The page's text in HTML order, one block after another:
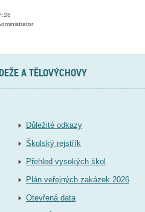
A TĚLOVÝCHOVY
Důležité odkazy
Školský rejstřík
Přehled vysokých škol
Plán veřejných zakázek 2026
Otevřená data